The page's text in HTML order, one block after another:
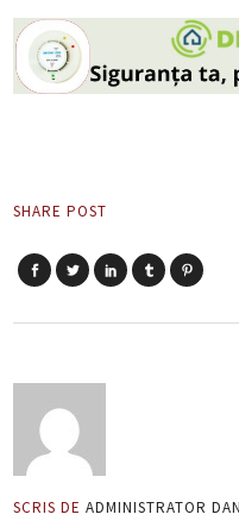
SHARE POST
SCRIS DE ADMINISTRATOR